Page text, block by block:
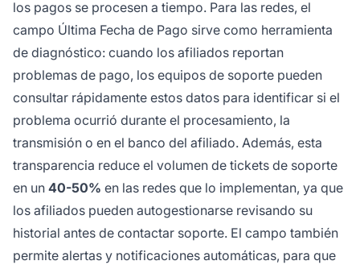
los pagos se procesen a tiempo. Para las redes, el
campo Última Fecha de Pago sirve como herramienta
de diagnóstico: cuando los afiliados reportan
problemas de pago, los equipos de soporte pueden
consultar rápidamente estos datos para identificar si el
problema ocurrió durante el procesamiento, la
transmisión o en el banco del afiliado. Además, esta
transparencia reduce el volumen de tickets de soporte
en un 40-50% en las redes que lo implementan, ya que
los afiliados pueden autogestionarse revisando su
historial antes de contactar soporte. El campo también
permite alertas y notificaciones automáticas, para que